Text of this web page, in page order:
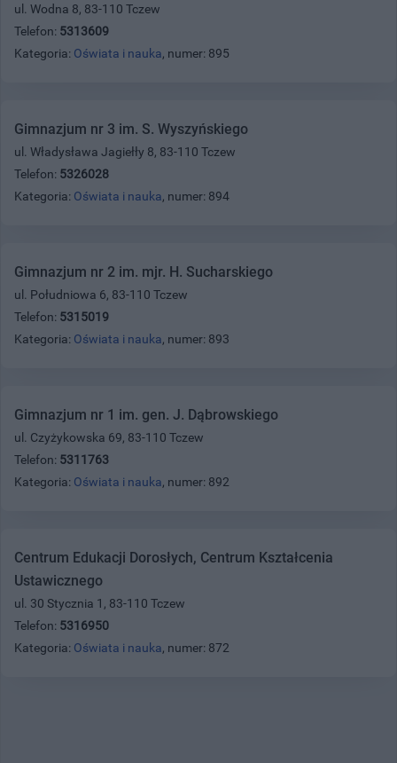
ul. Wodna 8, 83-110 Tczew
Telefon: 5313609
Kategoria: Oświata i nauka, numer: 895
Gimnazjum nr 3 im. S. Wyszyńskiego
ul. Władysława Jagiełły 8, 83-110 Tczew
Telefon: 5326028
Kategoria: Oświata i nauka, numer: 894
Gimnazjum nr 2 im. mjr. H. Sucharskiego
ul. Południowa 6, 83-110 Tczew
Telefon: 5315019
Kategoria: Oświata i nauka, numer: 893
Gimnazjum nr 1 im. gen. J. Dąbrowskiego
ul. Czyżykowska 69, 83-110 Tczew
Telefon: 5311763
Kategoria: Oświata i nauka, numer: 892
Centrum Edukacji Dorosłych, Centrum Kształcenia
Ustawicznego
ul. 30 Stycznia 1, 83-110 Tczew
Telefon: 5316950
Kategoria: Oświata i nauka, numer: 872